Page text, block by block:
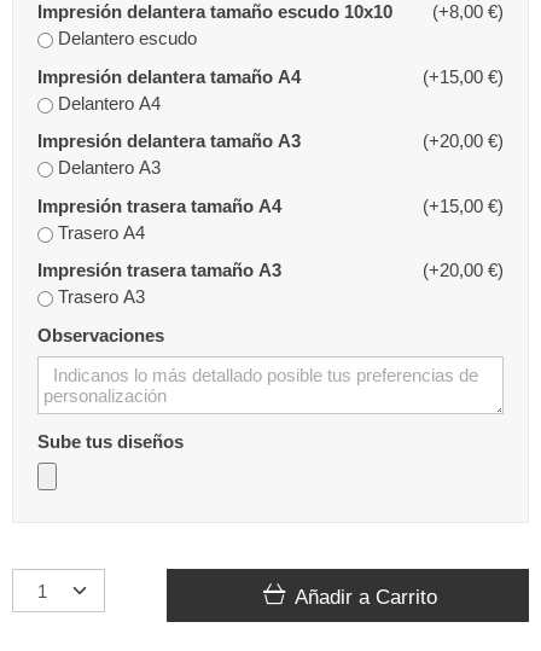
Impresión delantera tamaño escudo 10x10
(+8,00 €)
Delantero escudo
Impresión delantera tamaño A4
(+15,00 €)
Delantero A4
Impresión delantera tamaño A3
(+20,00 €)
Delantero A3
Impresión trasera tamaño A4
(+15,00 €)
Trasero A4
Impresión trasera tamaño A3
(+20,00 €)
Trasero A3
Observaciones
Sube tus diseños
Añadir a Carrito